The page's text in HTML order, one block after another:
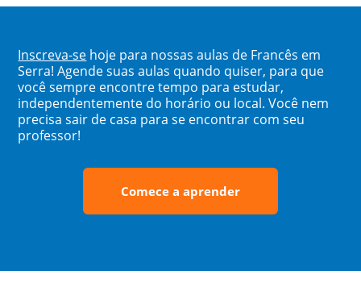
Inscreva-se hoje para nossas aulas de Francês em
Serra! Agende suas aulas quando quiser, para que
você sempre encontre tempo para estudar,
independentemente do horário ou local. Você nem
precisa sair de casa para se encontrar com seu
professor!
Comece a aprender